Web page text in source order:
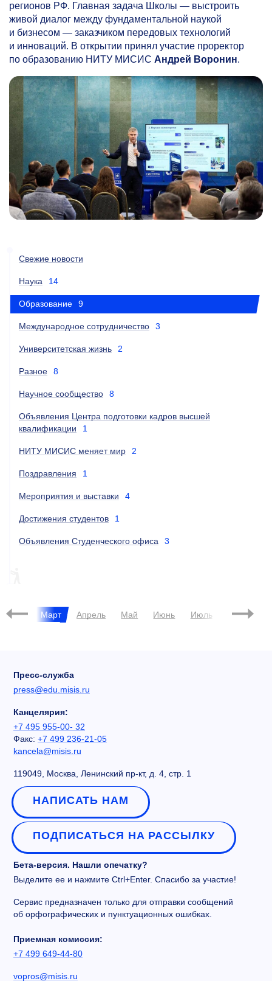
регионов РФ. Главная задача Школы — выстроить
живой диалог между фундаментальной наукой
и бизнесом — заказчиком передовых технологий
и инноваций. В открытии принял участие проректор
по образованию НИТУ МИСИС Андрей Воронин.
Свежие новости
Наука 14
Образование 9
Международное сотрудничество 3
Университетская жизнь 2
Разное 8
Научное сообщество 8
Объявления Центра подготовки кадров высшей
квалификации
1
НИТУ МИСИС меняет мир 2
Поздравления 1
Мероприятия и выставки 4
Достижения студентов 1
Объявления Студенческого офиса 3
Март Апрель Май Июнь Июль Август
Пресс-служба
press@edu.misis.ru
Канцелярия:
+7 495 955-00- 32
Факс: +7 499 236-21-05
kancela@misis.ru
119049, Москва, Ленинский пр-кт, д. 4, стр. 1
НАПИСАТЬ НАМ
ПОДПИСАТЬСЯ НА РАССЫЛКУ
Бета-версия. Нашли опечатку?
Выделите ее и нажмите Ctrl+Enter. Спасибо за участие!
Сервис предназначен только для отправки сообщений
об орфографических и пунктуационных ошибках.
Приемная комиссия:
+7 499 649-44-80
vopros@misis.ru